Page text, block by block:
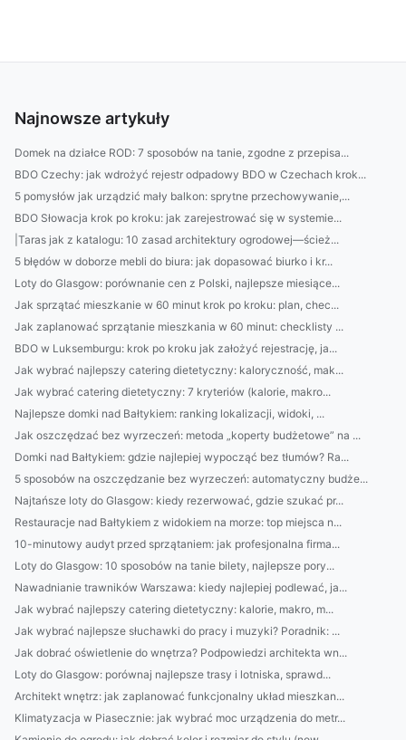
Najnowsze artykuły
Domek na działce ROD: 7 sposobów na tanie, zgodne z przepisa...
BDO Czechy: jak wdrożyć rejestr odpadowy BDO w Czechach krok...
5 pomysłów jak urządzić mały balkon: sprytne przechowywanie,...
BDO Słowacja krok po kroku: jak zarejestrować się w systemie...
|Taras jak z katalogu: 10 zasad architektury ogrodowej—ścież...
5 błędów w doborze mebli do biura: jak dopasować biurko i kr...
Loty do Glasgow: porównanie cen z Polski, najlepsze miesiące...
Jak sprzątać mieszkanie w 60 minut krok po kroku: plan, chec...
Jak zaplanować sprzątanie mieszkania w 60 minut: checklisty ...
BDO w Luksemburgu: krok po kroku jak założyć rejestrację, ja...
Jak wybrać najlepszy catering dietetyczny: kaloryczność, mak...
Jak wybrać catering dietetyczny: 7 kryteriów (kalorie, makro...
Najlepsze domki nad Bałtykiem: ranking lokalizacji, widoki, ...
Jak oszczędzać bez wyrzeczeń: metoda „koperty budżetowe” na ...
Domki nad Bałtykiem: gdzie najlepiej wypocząć bez tłumów? Ra...
5 sposobów na oszczędzanie bez wyrzeczeń: automatyczny budże...
Najtańsze loty do Glasgow: kiedy rezerwować, gdzie szukać pr...
Restauracje nad Bałtykiem z widokiem na morze: top miejsca n...
10-minutowy audyt przed sprzątaniem: jak profesjonalna firma...
Loty do Glasgow: 10 sposobów na tanie bilety, najlepsze pory...
Nawadnianie trawników Warszawa: kiedy najlepiej podlewać, ja...
Jak wybrać najlepszy catering dietetyczny: kalorie, makro, m...
Jak wybrać najlepsze słuchawki do pracy i muzyki? Poradnik: ...
Jak dobrać oświetlenie do wnętrza? Podpowiedzi architekta wn...
Loty do Glasgow: porównaj najlepsze trasy i lotniska, sprawd...
Architekt wnętrz: jak zaplanować funkcjonalny układ mieszkan...
Klimatyzacja w Piasecznie: jak wybrać moc urządzenia do metr...